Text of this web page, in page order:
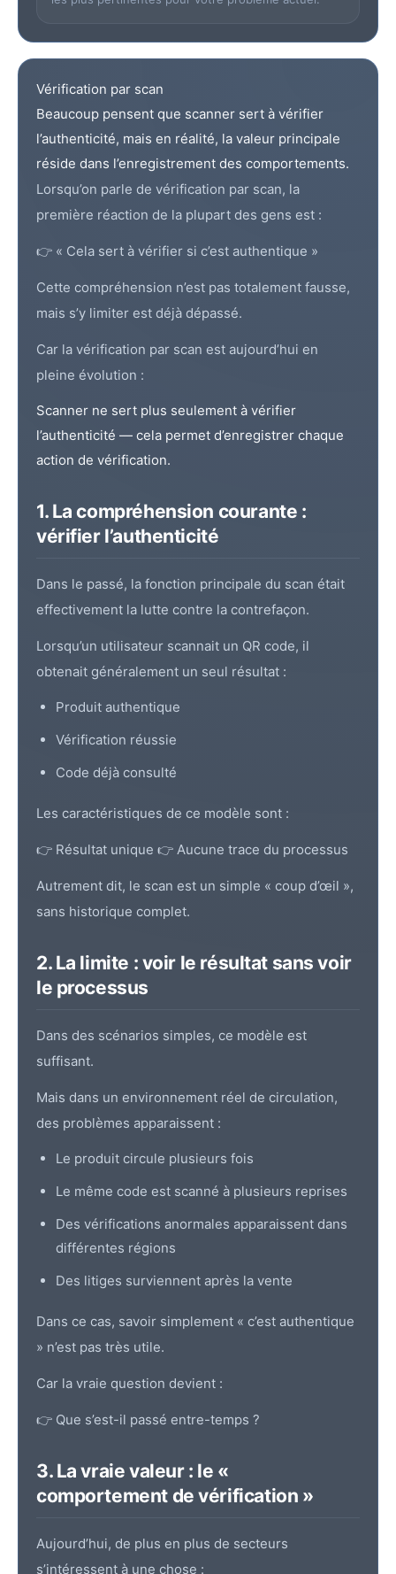
Vérification par scan
Beaucoup pensent que scanner sert à vérifier
l’authenticité, mais en réalité, la valeur principale
réside dans l’enregistrement des comportements.
Lorsqu’on parle de vérification par scan, la
première réaction de la plupart des gens est :
👉 « Cela sert à vérifier si c’est authentique »
Cette compréhension n’est pas totalement fausse,
mais s’y limiter est déjà dépassé.
Car la vérification par scan est aujourd’hui en
pleine évolution :
Scanner ne sert plus seulement à vérifier
l’authenticité — cela permet d’enregistrer chaque
action de vérification.
1. La compréhension courante :
vérifier l’authenticité
Dans le passé, la fonction principale du scan était
effectivement la lutte contre la contrefaçon.
Lorsqu’un utilisateur scannait un QR code, il
obtenait généralement un seul résultat :
Produit authentique
Vérification réussie
Code déjà consulté
Les caractéristiques de ce modèle sont :
👉 Résultat unique 👉 Aucune trace du processus
Autrement dit, le scan est un simple « coup d’œil »,
sans historique complet.
2. La limite : voir le résultat sans voir
le processus
Dans des scénarios simples, ce modèle est
suffisant.
Mais dans un environnement réel de circulation,
des problèmes apparaissent :
Le produit circule plusieurs fois
Le même code est scanné à plusieurs reprises
Des vérifications anormales apparaissent dans
différentes régions
Des litiges surviennent après la vente
Dans ce cas, savoir simplement « c’est authentique
» n’est pas très utile.
Car la vraie question devient :
👉 Que s’est-il passé entre-temps ?
3. La vraie valeur : le «
comportement de vérification »
Aujourd’hui, de plus en plus de secteurs
s’intéressent à une chose :